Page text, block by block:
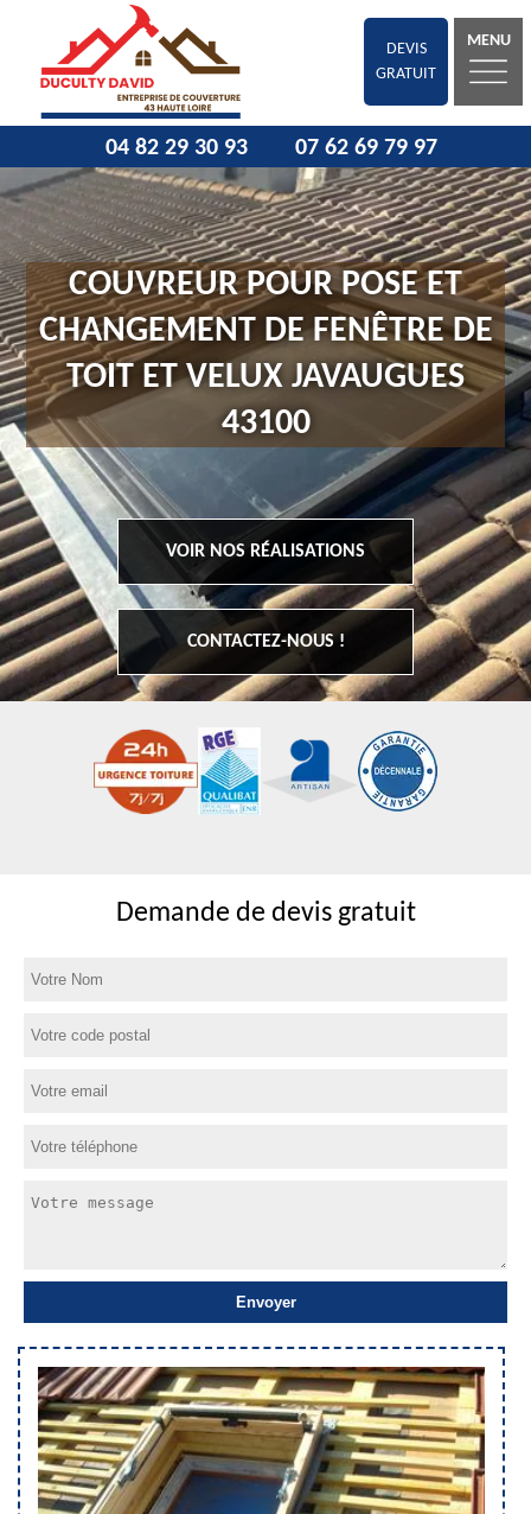
DEVIS
GRATUIT
MENU
04 82 29 30 93 07 62 69 79 97
COUVREUR POUR POSE ET
CHANGEMENT DE FENÊTRE DE
TOIT ET VELUX JAVAUGUES
43100
VOIR NOS RÉALISATIONS
CONTACTEZ-NOUS !
Demande de devis gratuit